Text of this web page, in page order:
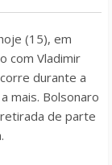
(15), em
com Vladimir
durante a
mais. Bolsonaro
de parte